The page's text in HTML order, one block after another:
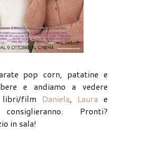
pop corn, patatine e
e andiamo a vedere
libri/film Daniela, Laura e
Pronti?
in sala!